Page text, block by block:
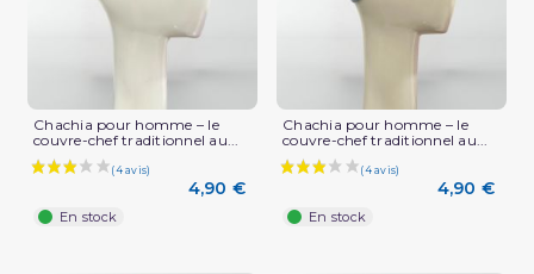
Chachia pour homme – le
couvre-chef traditionnel au...
4,90 €
En stock
Chachia pour homme – le
couvre-chef traditionnel au...
4,90 €
En stock